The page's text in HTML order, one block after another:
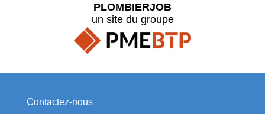
PLOMBIERJOB
un site du groupe
Contactez-nous